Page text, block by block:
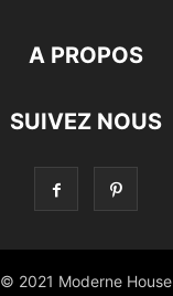
A PROPOS
SUIVEZ NOUS
© 2021 Moderne House